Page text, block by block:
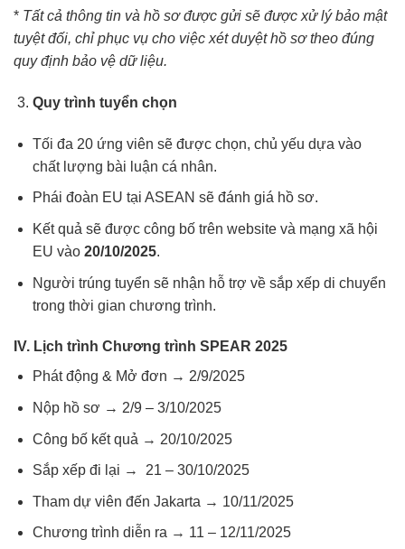
* Tất cả thông tin và hồ sơ được gửi sẽ được xử lý bảo mật
tuyệt đối, chỉ phục vụ cho việc xét duyệt hồ sơ theo đúng
quy định bảo vệ dữ liệu.
Quy trình tuyển chọn
Tối đa 20 ứng viên sẽ được chọn, chủ yếu dựa vào
chất lượng bài luận cá nhân.
Phái đoàn EU tại ASEAN sẽ đánh giá hồ sơ.
Kết quả sẽ được công bố trên website và mạng xã hội
EU vào 20/10/2025.
Người trúng tuyển sẽ nhận hỗ trợ về sắp xếp di chuyển
trong thời gian chương trình.
IV. Lịch trình Chương trình SPEAR 2025
Phát động & Mở đơn → 2/9/2025
Nộp hồ sơ → 2/9 – 3/10/2025
Công bố kết quả → 20/10/2025
Sắp xếp đi lại → 21 – 30/10/2025
Tham dự viên đến Jakarta → 10/11/2025
Chương trình diễn ra → 11 – 12/11/2025